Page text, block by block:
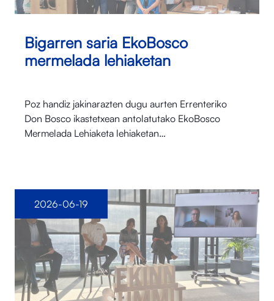
Bigarren saria EkoBosco
mermelada lehiaketan
Poz handiz jakinarazten dugu aurten Errenteriko
Don Bosco ikastetxean antolatutako EkoBosco
Mermelada Lehiaketa lehiaketan…
2026-06-19